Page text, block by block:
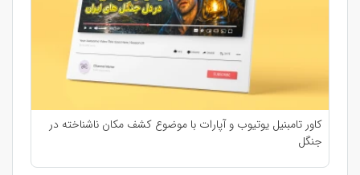
کاور تامبنیل یوتیوب و آپارات با موضوع کشف مکان ناشناخته در
جنگل